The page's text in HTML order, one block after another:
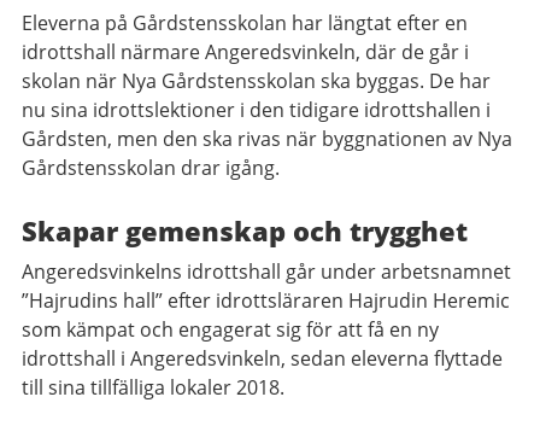
Eleverna på Gårdstensskolan har längtat efter en
idrottshall närmare Angeredsvinkeln, där de går i
skolan när Nya Gårdstensskolan ska byggas. De har
nu sina idrottslektioner i den tidigare idrottshallen i
Gårdsten, men den ska rivas när byggnationen av Nya
Gårdstensskolan drar igång.
Skapar gemenskap och trygghet
Angeredsvinkelns idrottshall går under arbetsnamnet
”Hajrudins hall” efter idrottsläraren Hajrudin Heremic
som kämpat och engagerat sig för att få en ny
idrottshall i Angeredsvinkeln, sedan eleverna flyttade
till sina tillfälliga lokaler 2018.